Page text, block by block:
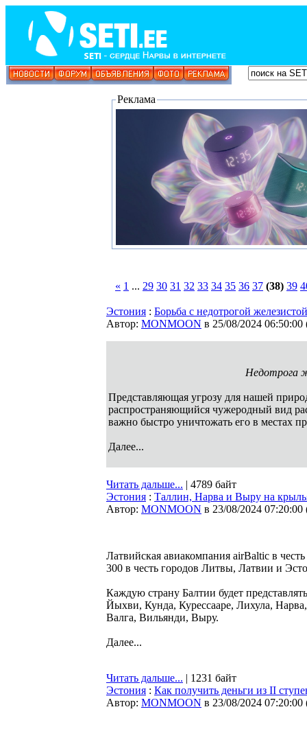
Реклама
« 1 ... 29 30 31 32 33 34 35 36 37 (38) 39
Эстония : Борьба с недотрогой
Автор: MONMOON в 25/08/2024 06:50:00
Недотрога
Представляющая угрозу для нашей
распространяющийся чужеродный вид
важно быстро уничтожать его в местах
Далее...
Читать дальше... | 4789 байт
Эстония : Таллин, Нарва и Выру на
Автор: MONMOON в 23/08/2024 07:20:00
Латвийская авиакомпания airBaltic в
300 в честь городов Литвы, Латвии и
Каждую страну Балтии будет
Йыхви, Кунда, Курессааре, Лихула,
Валга, Вильянди, Выру.
Далее...
Читать дальше... | 1231 байт
Эстония : Как получить деньги из II
Автор: MONMOON в 23/08/2024 07:20:00